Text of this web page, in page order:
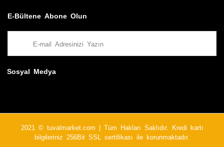
E-Bültene Abone Olun
Sosyal Medya
2021 © tuvalmarket.com | Tüm Hakları Saklıdır. Kredi kartı
bilgileriniz 256Bit SSL sertifikası ile korunmaktadır.